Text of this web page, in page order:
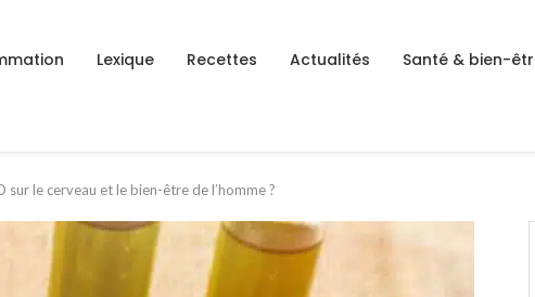
Lexique Recettes Actualités Santé & bien-
sur le cerveau et le bien-être de l’homme ?